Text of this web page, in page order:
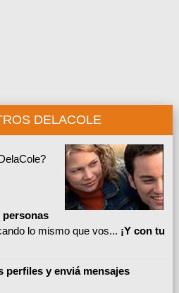
DELACOLE
personas
lo mismo que vos... ¡Y con tu
perfiles y enviá mensajes